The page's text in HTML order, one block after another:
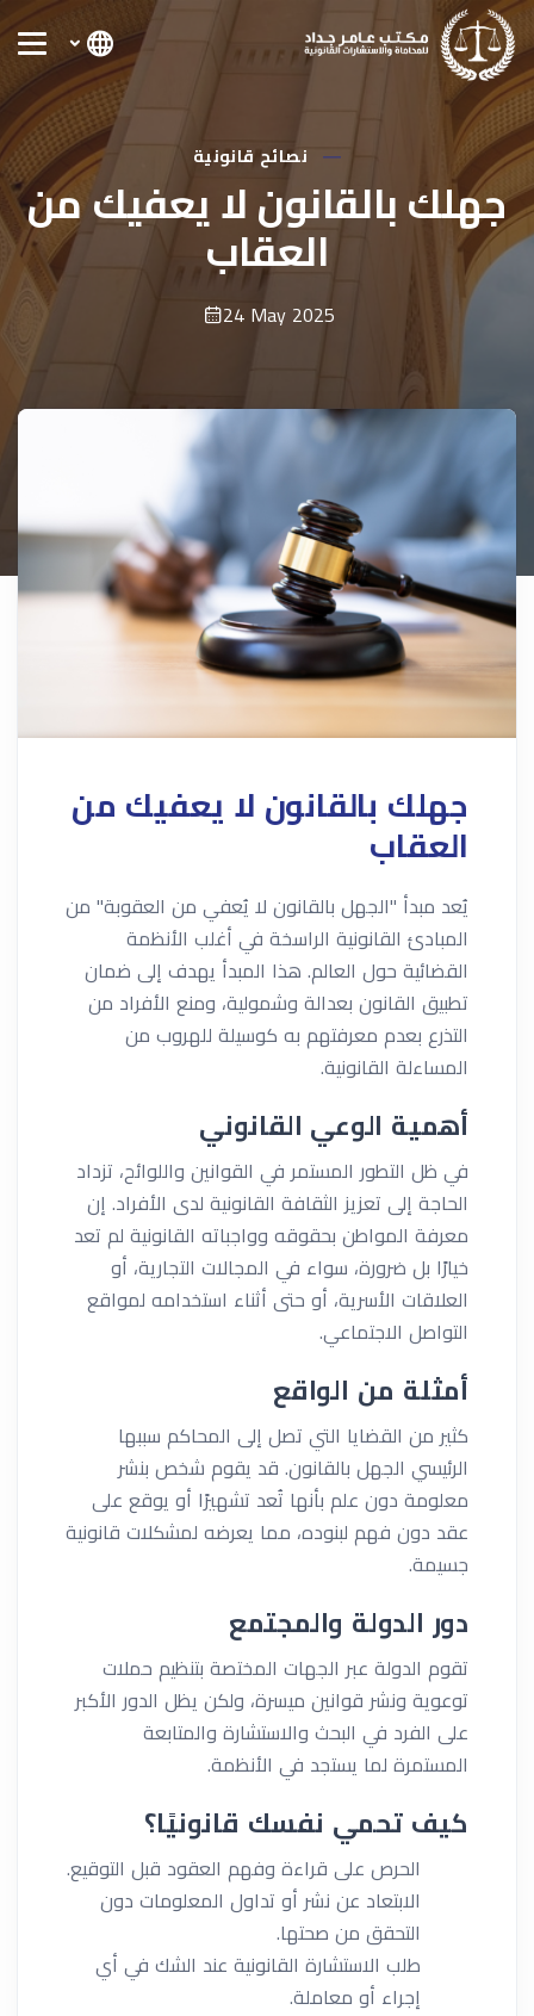
نصائح قانونية
جهلك بالقانون لا يعفيك من
العقاب
24 May 2025
جهلك بالقانون لا يعفيك من
العقاب
يُعد مبدأ "الجهل بالقانون لا يُعفي من العقوبة" من
المبادئ القانونية الراسخة في أغلب الأنظمة
القضائية حول العالم. هذا المبدأ يهدف إلى ضمان
تطبيق القانون بعدالة وشمولية، ومنع الأفراد من
التذرع بعدم معرفتهم به كوسيلة للهروب من
المساءلة القانونية.
أهمية الوعي القانوني
في ظل التطور المستمر في القوانين واللوائح، تزداد
الحاجة إلى تعزيز الثقافة القانونية لدى الأفراد. إن
معرفة المواطن بحقوقه وواجباته القانونية لم تعد
خيارًا بل ضرورة، سواء في المجالات التجارية، أو
العلاقات الأسرية، أو حتى أثناء استخدامه لمواقع
التواصل الاجتماعي.
أمثلة من الواقع
كثير من القضايا التي تصل إلى المحاكم سببها
الرئيسي الجهل بالقانون. قد يقوم شخص بنشر
معلومة دون علم بأنها تُعد تشهيرًا أو يوقع على
عقد دون فهم لبنوده، مما يعرضه لمشكلات قانونية
جسيمة.
دور الدولة والمجتمع
تقوم الدولة عبر الجهات المختصة بتنظيم حملات
توعوية ونشر قوانين ميسرة، ولكن يظل الدور الأكبر
على الفرد في البحث والاستشارة والمتابعة
المستمرة لما يستجد في الأنظمة.
كيف تحمي نفسك قانونيًا؟
الحرص على قراءة وفهم العقود قبل التوقيع.
الابتعاد عن نشر أو تداول المعلومات دون
التحقق من صحتها.
طلب الاستشارة القانونية عند الشك في أي
إجراء أو معاملة.